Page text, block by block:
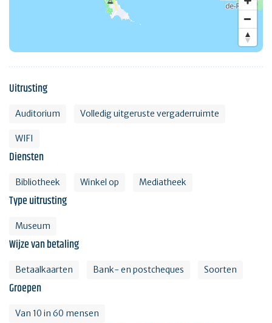
Uitrusting
Auditorium Volledig uitgeruste vergaderruimte
WIFI
Diensten
Bibliotheek Winkel op Mediatheek
Type uitrusting
Museum
Wijze van betaling
Betaalkaarten Bank- en postcheques Soorten
Groepen
Van 10 in 60 mensen